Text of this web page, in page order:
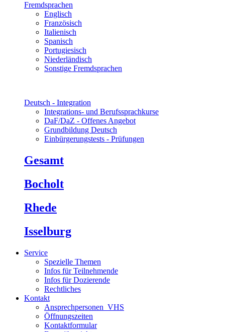
Fremdsprachen
Englisch
Französisch
Italienisch
Spanisch
Portugiesisch
Niederländisch
Sonstige Fremdsprachen
Deutsch - Integration
Integrations- und Berufssprachkurse
DaF/DaZ - Offenes Angebot
Grundbildung Deutsch
Einbürgerungstests - Prüfungen
Gesamt
Bocholt
Rhede
Isselburg
Service
Spezielle Themen
Infos für Teilnehmende
Infos für Dozierende
Rechtliches
Kontakt
Ansprechpersonen_VHS
Öffnungszeiten
Kontaktformular